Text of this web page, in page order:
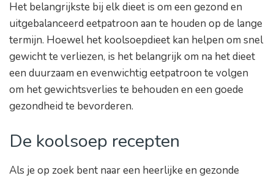
Het belangrijkste bij elk dieet is om een gezond en
uitgebalanceerd eetpatroon aan te houden op de lange
termijn. Hoewel het koolsoepdieet kan helpen om snel
gewicht te verliezen, is het belangrijk om na het dieet
een duurzaam en evenwichtig eetpatroon te volgen
om het gewichtsverlies te behouden en een goede
gezondheid te bevorderen.
De koolsoep recepten
Als je op zoek bent naar een heerlijke en gezonde